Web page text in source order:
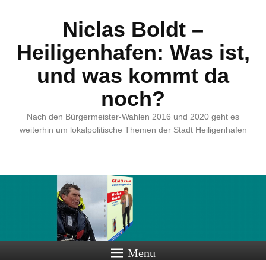
Niclas Boldt –
Heiligenhafen: Was ist,
und was kommt da
noch?
Nach den Bürgermeister-Wahlen 2016 und 2020 geht es
weiterhin um lokalpolitische Themen der Stadt Heiligenhafen
Menu